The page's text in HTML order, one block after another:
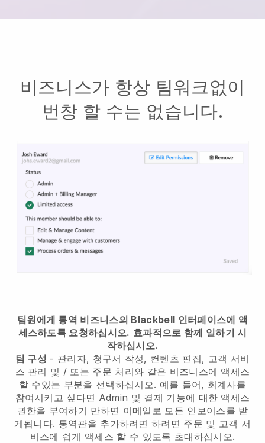
비즈니스가 항상 팀워크없이
번창 할 수는 없습니다.
팀원에게 통역 비즈니스의 Blackbell 인터페이스에 액
세스하도록 요청하십시오. 효과적으로 함께 일하기 시
작하십시오.
팀 구성 - 관리자, 청구서 작성, 컨텐츠 편집, 고객 서비
스 관리 및 / 또는 주문 처리와 같은 비즈니스에 액세스
할 수있는 부분을 선택하십시오. 예를 들어, 회계사를
참여시키고 싶다면 Admin 및 결제 기능에 대한 액세스
권한을 부여하기 만하면 이메일로 모든 인보이스를 받
게됩니다. 통역관을 추가하려면 하려면 주문 및 고객 서
비스에 쉽게 액세스 할 수 있도록 초대하십시오.